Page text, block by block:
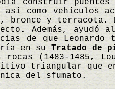
construir
así como vehículos
bronce y terracota.
Además, ayudó
de que
en suTratado de
rocas (1483-1485,
triangular
del sfumato.